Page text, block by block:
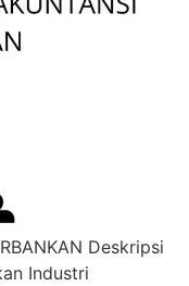
Deskripsi
Industri